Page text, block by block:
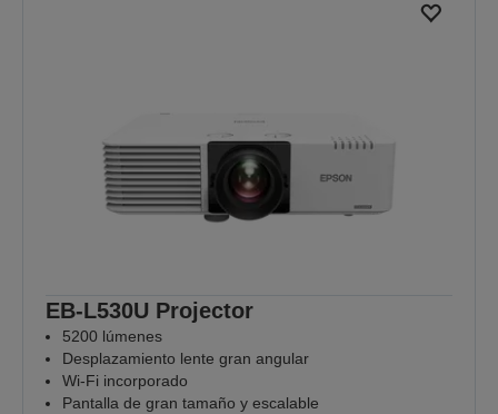
EB-L530U Projector
5200 lúmenes
Desplazamiento lente gran angular
Wi-Fi incorporado
Pantalla de gran tamaño y escalable